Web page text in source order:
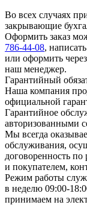
Во всех случаях
закрывающие
Оформить заказ
786-44-08,
или оформить
наш менеджер.
Гарантийный
Наша компания
официальной
Гарантийное
авторизованными
Мы всегда
обслуживания,
договоренность
и покупателем,
Режим работы
в неделю 09:00-
принимаем на